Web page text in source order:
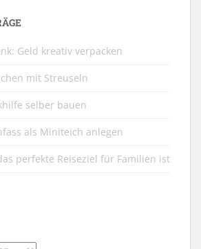
Geld kreativ verpacken
mit Streuseln
selber bauen
als Miniteich anlegen
perfekte Reiseziel für Familien ist